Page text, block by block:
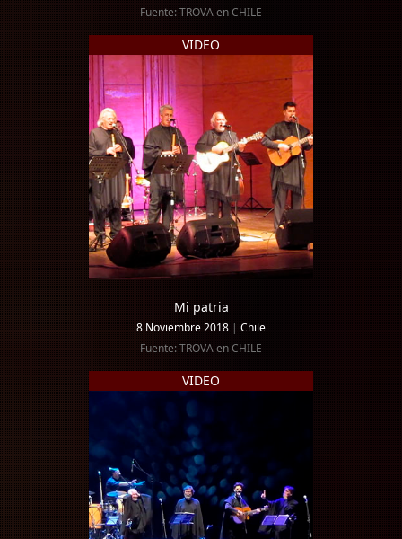
Fuente: TROVA en CHILE
VIDEO
Mi patria
8 Noviembre 2018 | Chile
Fuente: TROVA en CHILE
VIDEO